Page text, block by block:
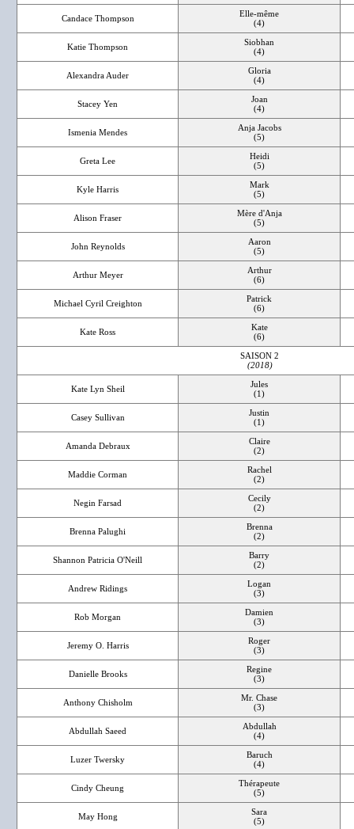
Candace Thompson
Elle-même
(4)
Katie Thompson
Siobhan
(4)
Alexandra Auder
Gloria
(4)
Stacey Yen
Joan
(4)
Ismenia Mendes
Anja Jacobs
(5)
Greta Lee
Heidi
(5)
Kyle Harris
Mark
(5)
Alison Fraser
Mère d'Anja
(5)
John Reynolds
Aaron
(5)
Arthur Meyer
Arthur
(6)
Michael Cyril Creighton
Patrick
(6)
Kate Ross
Kate
(6)
SAISON 2
(2018)
Kate Lyn Sheil
Jules
(1)
Casey Sullivan
Justin
(1)
Amanda Debraux
Claire
(2)
Maddie Corman
Rachel
(2)
Negin Farsad
Cecily
(2)
Brenna Palughi
Brenna
(2)
Shannon Patricia O'Neill
Barry
(2)
Andrew Ridings
Logan
(3)
Rob Morgan
Damien
(3)
Jeremy O. Harris
Roger
(3)
Danielle Brooks
Regine
(3)
Anthony Chisholm
Mr. Chase
(3)
Abdullah Saeed
Abdullah
(4)
Luzer Twersky
Baruch
(4)
Cindy Cheung
Thérapeute
(5)
May Hong
Sara
(5)